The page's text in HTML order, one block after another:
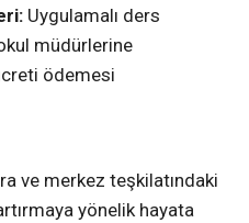
Uygulamalı ders
müdürlerine
ödemesi
ve merkez teşkilatındaki
yönelik hayata